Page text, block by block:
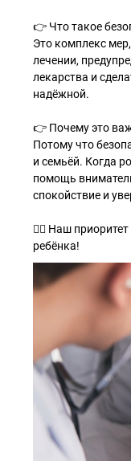
👉 Что такое
Это комплекс
лечении,
лекарства и
надёжной.
👉 Почему это
Потому что
и семьёй. Когда
помощь
спокойствие и
👩‍⚕️ Наш
ребёнка!